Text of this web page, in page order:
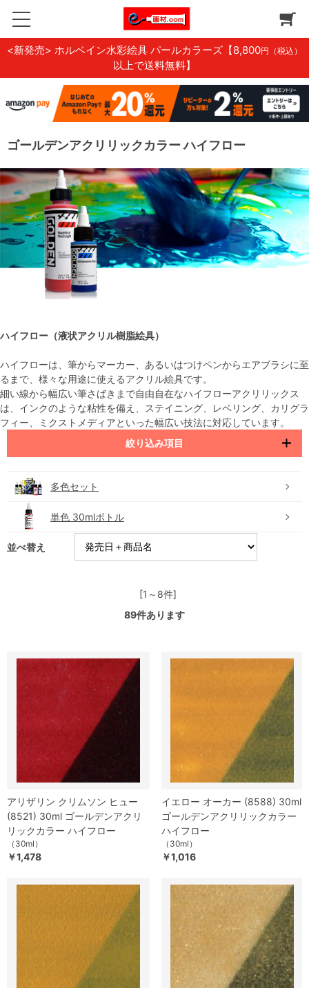
<新発売> ホルベイン水彩絵具 パールカラーズ 【8,800円（税込）
以上で送料無料】
ゴールデンアクリリックカラー ハイフロー
ハイフロー（液状アクリル樹脂絵具）
ハイフローは、筆からマーカー、あるいはつけペンからエアブラシに至
るまで、様々な用途に使えるアクリル絵具です。
細い線から幅広い筆さばきまで自由自在なハイフローアクリリックス
は、インクのような粘性を備え、ステイニング、レベリング、カリグラ
フィー、ミクストメディアといった幅広い技法に対応しています。
絞り込み項目
多色セット
単色 30mlボトル
並べ替え
[1～8件]
89件あります
アリザリン クリムソン ヒュー
(8521) 30ml ゴールデンアクリ
リックカラー ハイフロー
（30ml）
￥1,478
イエロー オーカー (8588) 30ml
ゴールデンアクリリックカラー
ハイフロー
（30ml）
￥1,016